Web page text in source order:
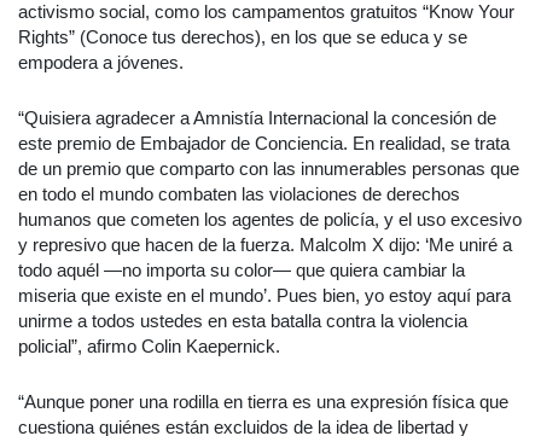
activismo social, como los campamentos gratuitos “Know Your
Rights” (Conoce tus derechos), en los que se educa y se
empodera a jóvenes.
“Quisiera agradecer a Amnistía Internacional la concesión de
este premio de Embajador de Conciencia. En realidad, se trata
de un premio que comparto con las innumerables personas que
en todo el mundo combaten las violaciones de derechos
humanos que cometen los agentes de policía, y el uso excesivo
y represivo que hacen de la fuerza. Malcolm X dijo: ‘Me uniré a
todo aquél —no importa su color— que quiera cambiar la
miseria que existe en el mundo’. Pues bien, yo estoy aquí para
unirme a todos ustedes en esta batalla contra la violencia
policial”, afirmo Colin Kaepernick.
“Aunque poner una rodilla en tierra es una expresión física que
cuestiona quiénes están excluidos de la idea de libertad y